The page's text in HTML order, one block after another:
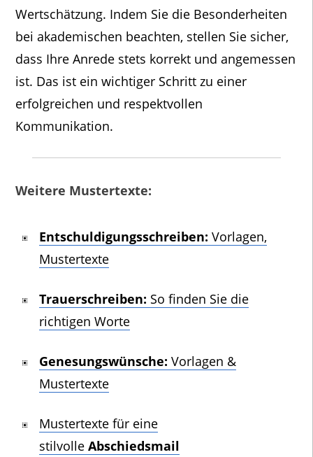
Wertschätzung. Indem Sie die Besonderheiten
bei akademischen beachten, stellen Sie sicher,
dass Ihre Anrede stets korrekt und angemessen
ist. Das ist ein wichtiger Schritt zu einer
erfolgreichen und respektvollen
Kommunikation.
Weitere Mustertexte:
Entschuldigungsschreiben: Vorlagen,
Mustertexte
Trauerschreiben: So finden Sie die
richtigen Worte
Genesungswünsche: Vorlagen &
Mustertexte
Mustertexte für eine
stilvolle Abschiedsmail